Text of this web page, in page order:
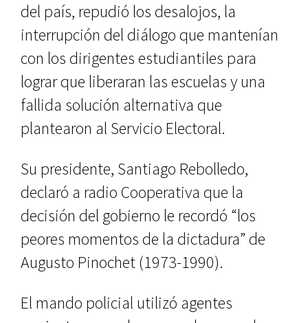
del país, repudió los desalojos, la
interrupción del diálogo que mantenían
con los dirigentes estudiantiles para
lograr que liberaran las escuelas y una
fallida solución alternativa que
plantearon al Servicio Electoral.
Su presidente, Santiago Rebolledo,
declaró a radio Cooperativa que la
decisión del gobierno le recordó “los
peores momentos de la dictadura” de
Augusto Pinochet (1973-1990).
El mando policial utilizó agentes